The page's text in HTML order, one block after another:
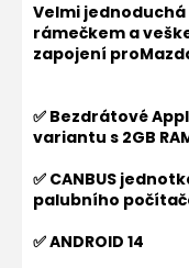
Velmi
rámečkem a
zapojení pro
✅ Bezdrátové
variantu s 2GB
✅ CANBUS
palubního
✅ ANDROID 14